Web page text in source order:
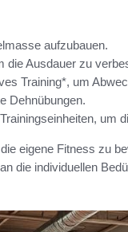
aufzubauen.
die Ausdauer zu
Training*, um
Dehnübungen.
um
eigene Fitness zu
die individuellen